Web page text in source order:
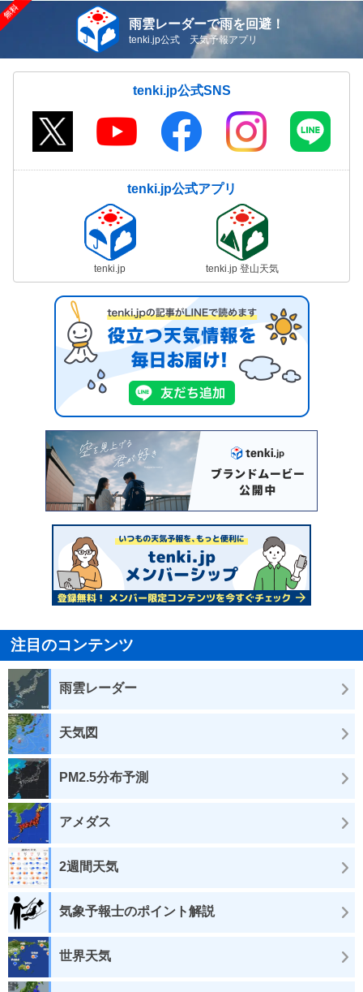
雨雲レーダーで雨を回避！
tenki.jp公式 天気予報アプリ
tenki.jp公式SNS
tenki.jp公式アプリ
tenki.jp tenki.jp 登山天気
注目のコンテンツ
雨雲レーダー
天気図
PM2.5分布予測
アメダス
2週間天気
気象予報士のポイント解説
世界天気